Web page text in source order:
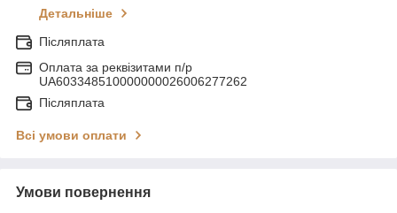
Детальніше
Післяплата
Оплата за реквізитами п/р
UA603348510000000026006277262
Післяплата
Всі умови оплати
Умови повернення